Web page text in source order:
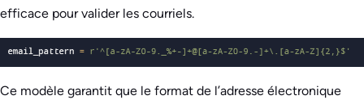
efficace pour valider les courriels.
Ce modèle garantit que le format de l’adresse électronique